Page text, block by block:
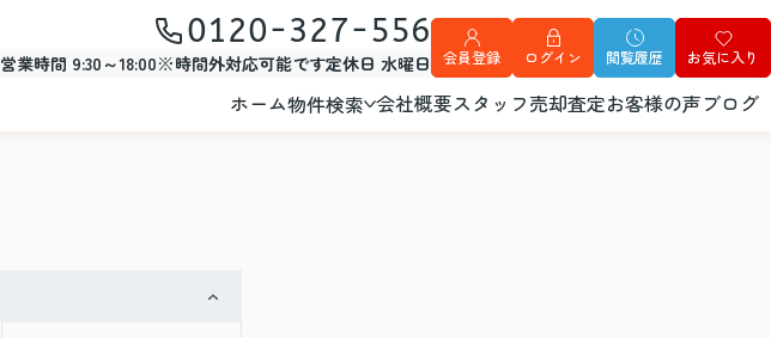
0120-327-556
営業時間 9:30～18:00※時間外対応可能です定休日 水曜日 会員登録 ログイン 閲覧履歴 お気に入り
ホーム物件検索 会社概要スタッフ売却査定お客様の声ブログ